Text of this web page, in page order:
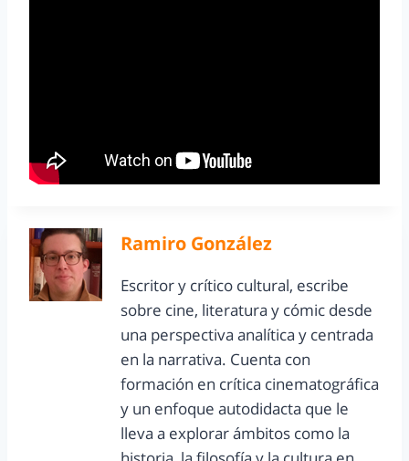
Ramiro González
Escritor y crítico cultural, escribe
sobre cine, literatura y cómic desde
una perspectiva analítica y centrada
en la narrativa. Cuenta con
formación en crítica cinematográfica
y un enfoque autodidacta que le
lleva a explorar ámbitos como la